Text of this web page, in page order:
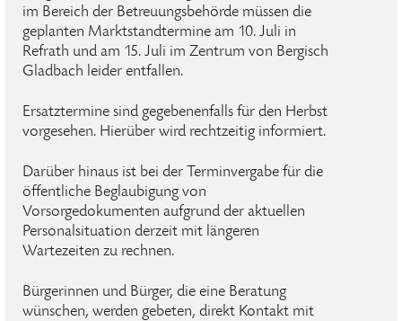
im Bereich der Betreuungsbehörde müssen die
geplanten Marktstandtermine am 10. Juli in
Refrath und am 15. Juli im Zentrum von Bergisch
Gladbach leider entfallen.
Ersatztermine sind gegebenenfalls für den Herbst
vorgesehen. Hierüber wird rechtzeitig informiert.
Darüber hinaus ist bei der Terminvergabe für die
öffentliche Beglaubigung von
Vorsorgedokumenten aufgrund der aktuellen
Personalsituation derzeit mit längeren
Wartezeiten zu rechnen.
Bürgerinnen und Bürger, die eine Beratung
wünschen, werden gebeten, direkt Kontakt mit